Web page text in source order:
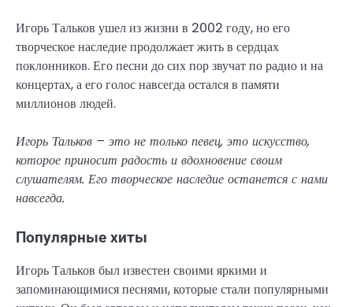
Игорь Тальков ушел из жизни в 2002 году, но его
творческое наследие продолжает жить в сердцах
поклонников. Его песни до сих пор звучат по радио и на
концертах, а его голос навсегда остался в памяти
миллионов людей.
Игорь Тальков – это не только певец, это искусство,
которое приносит радость и вдохновение своим
слушателям. Его творческое наследие останется с нами
навсегда.
Популярные хиты
Игорь Тальков был известен своими яркими и
запоминающимися песнями, которые стали популярными